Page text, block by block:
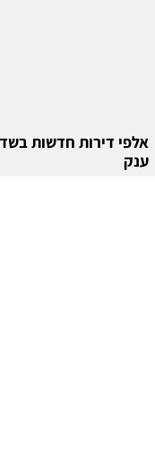
אלפי דירות חדשות
ענק